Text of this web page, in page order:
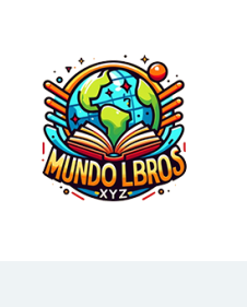
contenido